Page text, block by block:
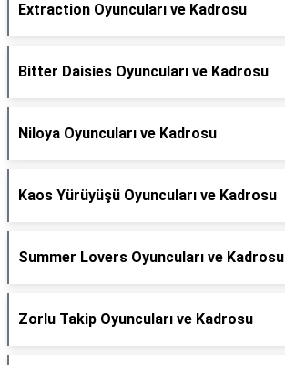
Extraction Oyuncuları ve Kadrosu
Bitter Daisies Oyuncuları ve Kadrosu
Niloya Oyuncuları ve Kadrosu
Kaos Yürüyüşü Oyuncuları ve Kadrosu
Summer Lovers Oyuncuları ve Kadrosu
Zorlu Takip Oyuncuları ve Kadrosu